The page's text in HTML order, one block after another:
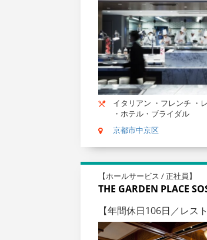
イタリアン ・フレンチ ・
・ホテル・ブライダル
京都市中京区
【ホールサービス / 正社員】
THE GARDEN PLACE
【年間休日106日／レス